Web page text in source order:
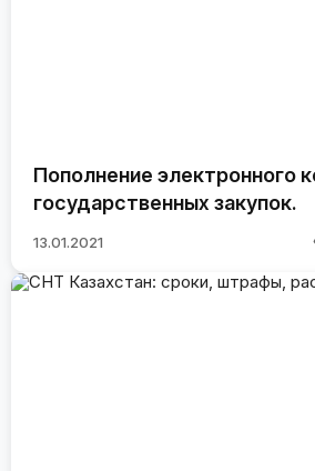
Пополнение электронного
государственных закупок.
13.01.2021